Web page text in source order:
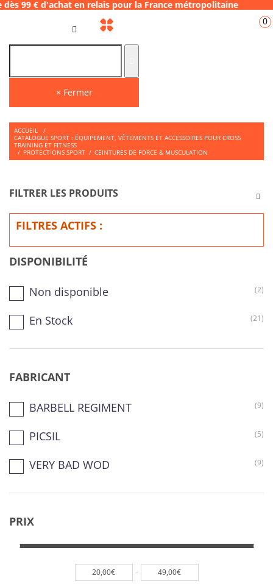
en relais pour la France
× Fermer
0
ACCUEIL
/
CATALOGUE SPORT : ÉQUIPEMENT, VÊTEMENTS ET ACCESSOIRES POUR CROSS
TRAINING ET FITNESS
/ PROTECTIONS SPORT / CEINTURES DE FORCE & MUSCULATION
FILTRER LES PRODUITS
FILTRES ACTIFS :
DISPONIBILITÉ
Non disponible (2)
En Stock (21)
FABRICANT
BARBELL REGIMENT (9)
PICSIL (5)
VERY BAD WOD (9)
PRIX
20,00€ - 49,00€